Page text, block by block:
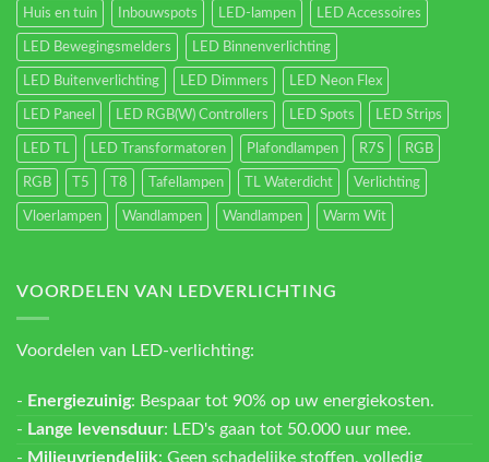
Huis en tuin Inbouwspots LED-lampen LED Accessoires
LED Bewegingsmelders LED Binnenverlichting
LED Buitenverlichting LED Dimmers LED Neon Flex
LED Paneel LED RGB(W) Controllers LED Spots LED Strips
LED TL LED Transformatoren Plafondlampen R7S RGB
RGB T5 T8 Tafellampen TL Waterdicht Verlichting
Vloerlampen Wandlampen Wandlampen Warm Wit
VOORDELEN VAN LEDVERLICHTING
Voordelen van LED-verlichting:
- Energiezuinig: Bespaar tot 90% op uw energiekosten.
- Lange levensduur: LED's gaan tot 50.000 uur mee.
- Milieuvriendelijk: Geen schadelijke stoffen, volledig